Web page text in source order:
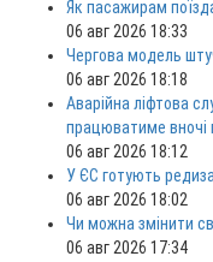
Як пасажирам
06 авг 2026 18:33
Чергова модель
06 авг 2026 18:18
Аварійна ліфтова
працюватиме вночі
06 авг 2026 18:12
У ЄС готують
06 авг 2026 18:02
Чи можна змінити
06 авг 2026 17:34